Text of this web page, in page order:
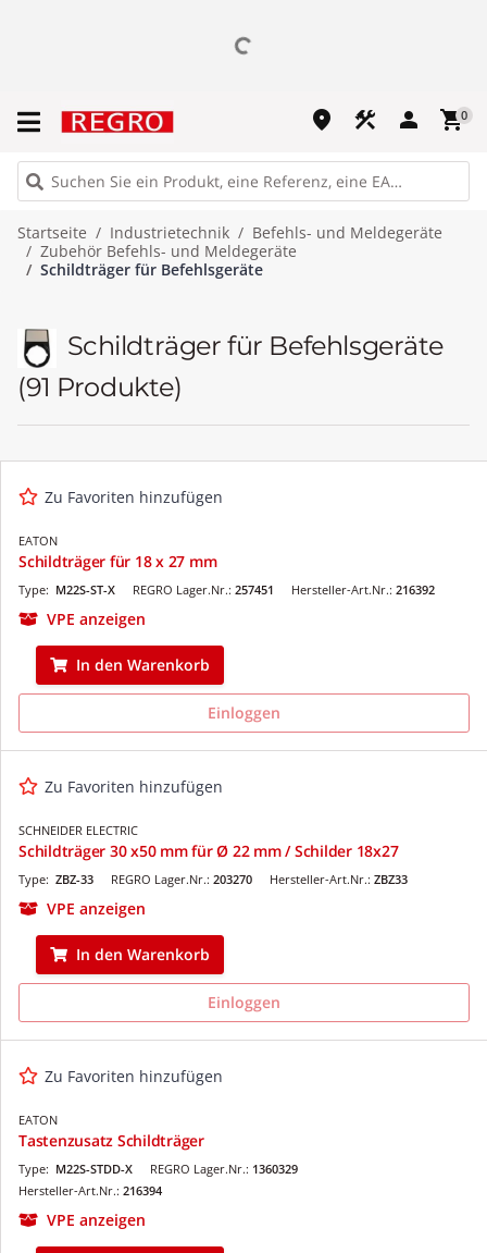
place construction person shopping_cart0
Startseite Industrietechnik
Befehls- und Meldegeräte
Zubehör Befehls- und Meldegeräte
Schildträger für Befehlsgeräte
Schildträger für Befehlsgeräte
(91 Produkte)
Zu Favoriten hinzufügen
EATON
Schildträger für 18 x 27 mm
REGRO Lager.Nr.: 257451
Type: M22S-ST-X Hersteller-Art.Nr.: 216392
VPE anzeigen
In den Warenkorb
Einloggen
Zu Favoriten hinzufügen
SCHNEIDER ELECTRIC
Schildträger 30 x50 mm für Ø 22 mm / Schilder 18x27
REGRO Lager.Nr.: 203270
Type: ZBZ-33 Hersteller-Art.Nr.: ZBZ33
VPE anzeigen
In den Warenkorb
Einloggen
Zu Favoriten hinzufügen
EATON
Tastenzusatz Schildträger
REGRO Lager.Nr.: 1360329
Type: M22S-STDD-X
Hersteller-Art.Nr.: 216394
VPE anzeigen